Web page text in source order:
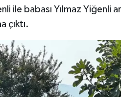
ile babası Yılmaz Yiğenli
çıktı.